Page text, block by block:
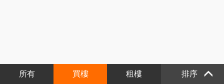
所有 買樓 租樓 排序